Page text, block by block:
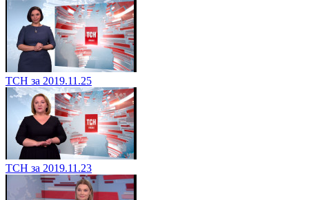
ТСН за 2019.11.25
ТСН за 2019.11.23